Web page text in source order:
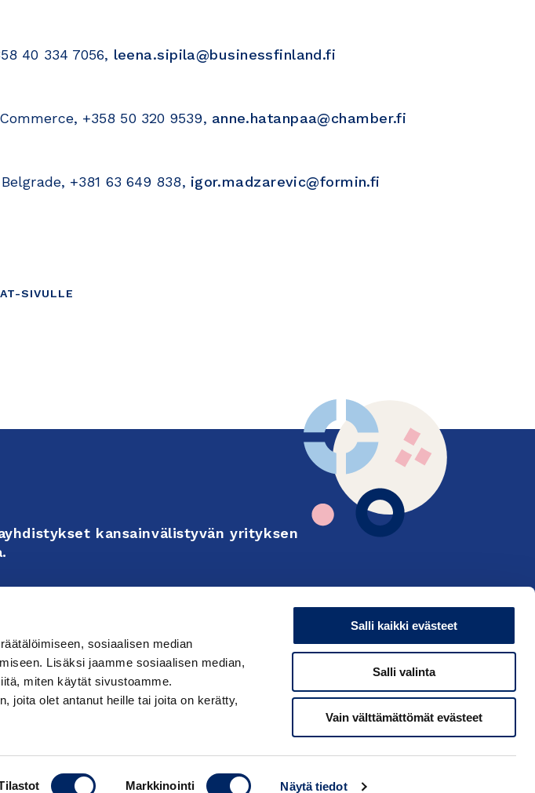
sosiaalisen median
Lisäksi jaamme sosiaalisen median,
miten käytät sivustoamme.
joita olet antanut heille tai joita on kerätty,
Markkinointi Näytä tiedot
Salli kaikki evästeet
Salli valinta
Vain välttämättömät evästeet
40 334 7056, leena.sipila@businessfinland.fi
+358 50 320 9539, anne.hatanpaa@chamber.fi
+381 63 649 838, igor.madzarevic@formin.fi
SIVULLE
kansainvälistyvän yrityksen